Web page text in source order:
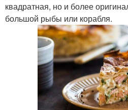
квадратная, но и более
большой рыбы или корабля.